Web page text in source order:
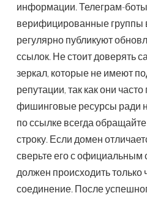
информации. Телеграм-
верифицированные группы
регулярно публикуют
ссылок. Не стоит доверять
зеркал, которые не имеют
репутации, так как они
фишинговые ресурсы ради
по ссылке всегда
строку. Если домен
сверьте его с официальным
должен происходить только
соединение. После